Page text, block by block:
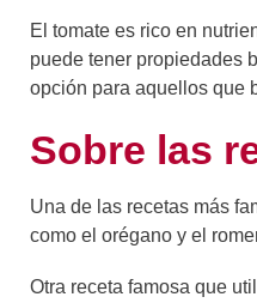
El tomate es rico en
puede tener propiedades
opción para aquellos que
Sobre las
Una de las recetas más
como el orégano y el
Otra receta famosa que